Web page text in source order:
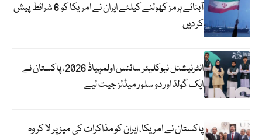
آبنائے ہرمز کھولنے کیلئے ایران نے امریکا کو 6 شرائط پیش
کر دیں
انٹرنیشنل نیوکلیئر سائنس اولمپیاڈ 2026، پاکستان نے
ایک گولڈ اور دو سلور میڈلز جیت لیے
پاکستان نے امریکا، ایران کو مذاکرات کی میز پر لا کر وہ